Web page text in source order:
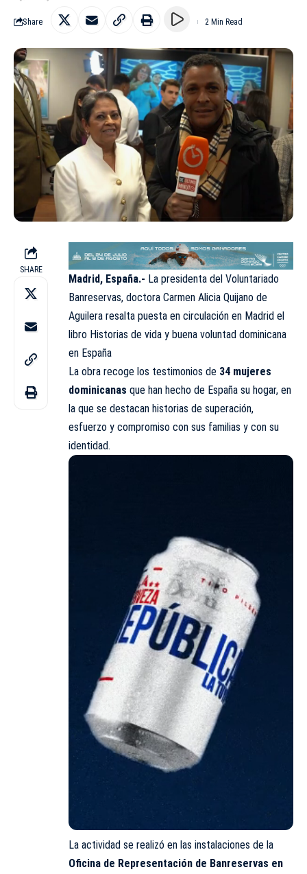
Share 2 Min Read
SHARE
Madrid, España.- La presidenta del Voluntariado
Banreservas, doctora Carmen Alicia Quijano de
Aguilera resalta puesta en circulación en Madrid el
libro Historias de vida y buena voluntad dominicana
en España
La obra recoge los testimonios de 34 mujeres
dominicanas que han hecho de España su hogar, en
la que se destacan historias de superación,
esfuerzo y compromiso con sus familias y con su
identidad.
La actividad se realizó en las instalaciones de la
Oficina de Representación de Banreservas en